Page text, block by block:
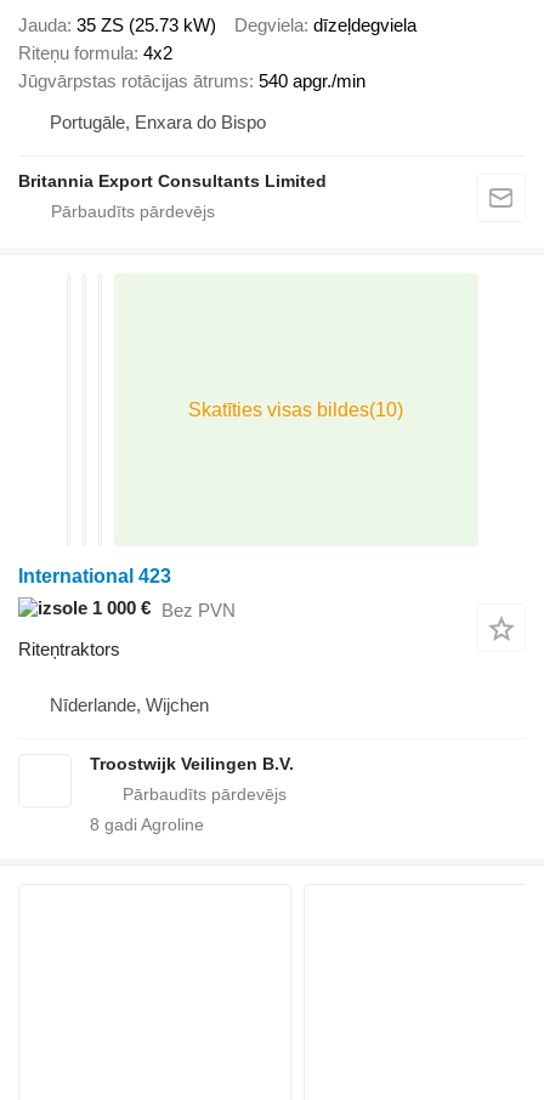
Jauda 35 ZS (25.73 kW) Degviela dīzeļdegviela
Riteņu formula 4x2
Jūgvārpstas rotācijas ātrums 540 apgr./min
Portugāle, Enxara do Bispo
Britannia Export Consultants Limited
International 423
1 000 € Bez PVN
Riteņtraktors
Nīderlande, Wijchen
Troostwijk Veilingen B.V.
8 gadi Agroline